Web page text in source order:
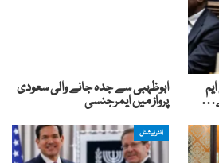
ابوظہبی سے جدہ جانے والی سعودی
پرواز میں ایمرجنسی
انٹرنیشنل